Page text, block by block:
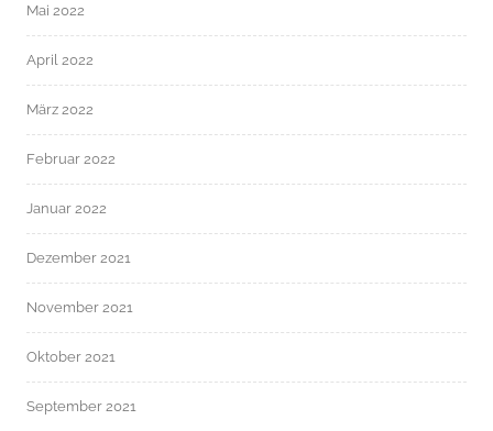
Mai 2022
April 2022
März 2022
Februar 2022
Januar 2022
Dezember 2021
November 2021
Oktober 2021
September 2021